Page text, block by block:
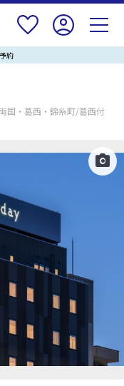
約
国・葛西・錦糸町/葛西付